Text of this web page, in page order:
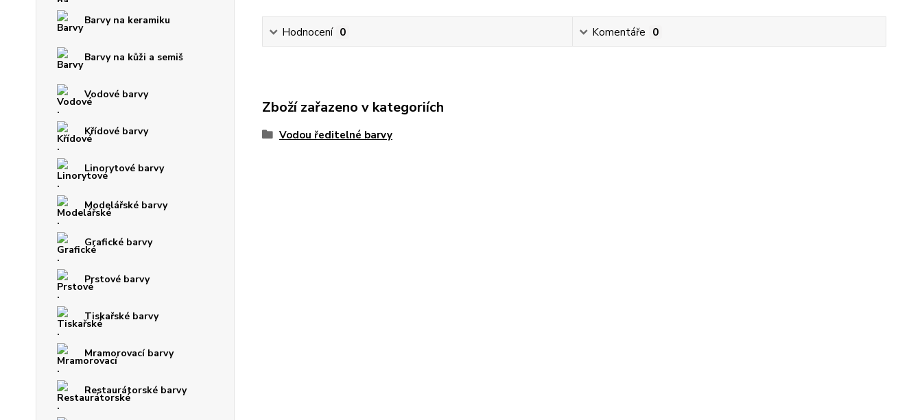
Barvy na keramiku
Barvy na kůži a semiš
Vodové barvy
Křídové barvy
Linorytové barvy
Modelářské barvy
Grafické barvy
Prstové barvy
Tiskařské barvy
Mramorovací barvy
Restaurátorské barvy
Hodnocení 0 Komentáře 0
Zboží zařazeno v kategoriích
Vodou ředitelné barvy